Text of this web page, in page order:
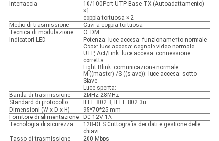
Interfaccia
10/100Port UTP Base-TX (Autoadattamento)
×1
coppia tortuosa × 2
Medio di trasmissione
Cavi a coppia tortuosa
Tecnica di modulazione
OFDM
Indicatori LED
Potenza: luce accesa: funzionamento normale
Coax: luce accesa: segnale video normale
UTP, Act/Link: luce accesa: connessione
corretta
Light Blink: comunicazione normale
M ((master) /S ((slave)): luce accesa: sotto
Slave
Luce spenta:
Banda di trasmissione
2MHz 28MHz
Standard di protocollo
IEEE 802.3, IEEE 802.3u
Dimensioni (W x D x H)
95*70*25 mm
Fornitore di alimentazione
DC 12V 1A
Tecnologia di sicurezza
128-DES Crittografia dei dati e gestione delle
chiavi
Tasso di trasmissione
200 Mbps